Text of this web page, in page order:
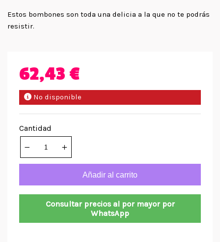
Estos bombones son toda una delicia a la que no te podrás
resistir.
62,43 €
No disponible
Cantidad
Añadir al carrito
Consultar precios al por mayor por
WhatsApp